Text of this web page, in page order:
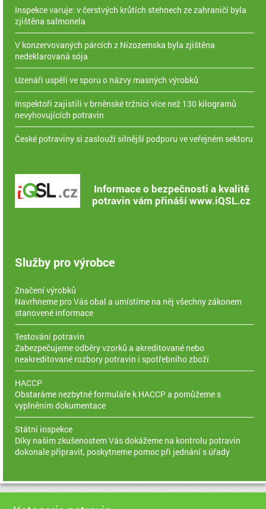
Inspekce varuje: v čerstvých krůtích stehnech ze zahraničí byla
zjištěna salmonela
V konzervovaných párcích z Nizozemska byla zjištěna
nedeklarovaná sója
Uzenáři uspěli ve sporu o názvy masných výrobků
Inspektoři zajistili v brněnské tržnici více než 130 kilogramů
nevyhovujících potravin
České potraviny si zaslouží silnější podporu ve veřejném sektoru
Informace o bezpečnosti a kvalitě
potravin vám přináší www.iQSL.cz
Služby pro výrobce
Značení výrobků
Navrhneme pro Vás obal a umístíme na něj všechny zákonem
stanovené informace
Testování potravin
Zabezpečujeme odběry vzorků a akreditované nebo
neakreditované rozbory potravin i spotřebního zboží
HACCP
Obstaráme nezbytné formuláře k HACCP a pomůžeme s
vyplněním dokumentace
Státní inspekce
Díky našim zkušenostem Vás dokážeme na kontrolu potravin
dokonale připravit, poskytneme pomoc při jednání s úřady